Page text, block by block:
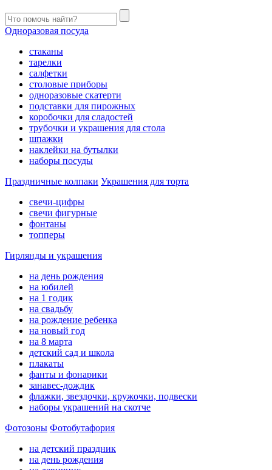
Одноразовая посуда
стаканы
тарелки
салфетки
столовые приборы
одноразовые скатерти
подставки для пирожных
коробочки для сладостей
трубочки и украшения для стола
шпажки
наклейки на бутылки
наборы посуды
Праздничные колпаки Украшения для торта
свечи-цифры
свечи фигурные
фонтаны
топперы
Гирлянды и украшения
на день рождения
на юбилей
на 1 годик
на свадьбу
на рождение ребенка
на новый год
на 8 марта
детский сад и школа
плакаты
фанты и фонарики
занавес-дождик
флажки, звездочки, кружочки, подвески
наборы украшений на скотче
Фотозоны Фотобутафория
на детский праздник
на день рождения